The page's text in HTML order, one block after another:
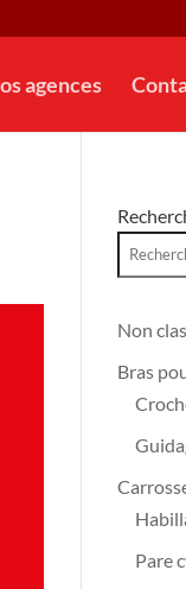
agences
Non
Bras
Pare